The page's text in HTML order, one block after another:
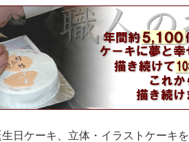
生日ケーキ、立体・イラストケーキ